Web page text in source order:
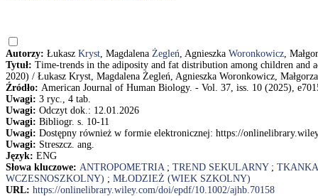
Autorzy: Łukasz Kryst, Magdalena Żegleń, Agnieszka Woronkowicz,
Tytuł: Time-trends in the adiposity and fat distribution among children and
2020) / Łukasz Kryst, Magdalena Żegleń, Agnieszka Woronkowicz,
Źródło: American Journal of Human Biology. - Vol. 37, iss. 10 (2025),
Uwagi: 3 ryc., 4 tab.
Uwagi: Odczyt dok.: 12.01.2026
Uwagi: Bibliogr. s. 10-11
Uwagi: Dostępny również w formie elektronicznej: https://
Uwagi: Streszcz. ang.
Język: ENG
Słowa kluczowe: ANTROPOMETRIA; TREND SEKULARNY;
WCZESNOSZKOLNY) ; MŁODZIEŻ (WIEK SZKOLNY)
URL: https://onlinelibrary.wiley.com/doi/epdf/10.1002/ajhb.70158